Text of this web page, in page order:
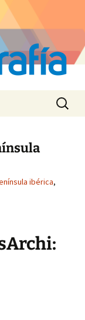
Buscar:
ibérica,